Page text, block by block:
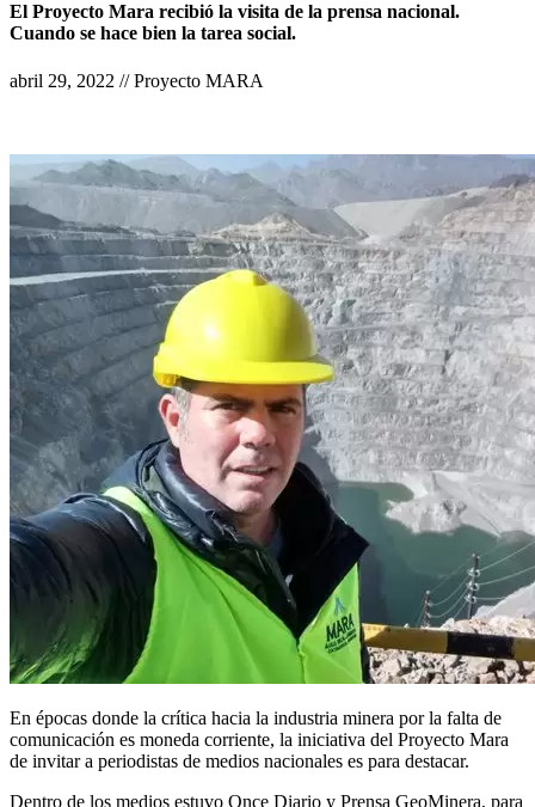
El Proyecto Mara recibió la visita de la prensa nacional.
Cuando se hace bien la tarea social.
abril 29, 2022 // Proyecto MARA
En épocas donde la crítica hacia la industria minera por la falta de
comunicación es moneda corriente, la iniciativa del Proyecto Mara
de invitar a periodistas de medios nacionales es para destacar.
Dentro de los medios estuvo Once Diario y Prensa GeoMinera, para